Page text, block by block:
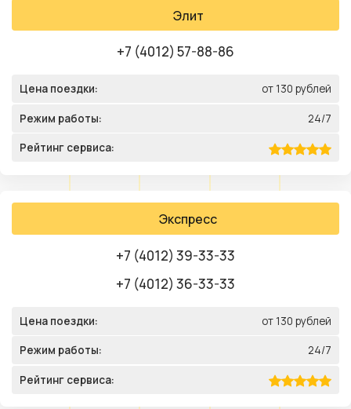
Элит
+7 (4012) 57-88-86
Цена поездки: от 130 рублей
Режим работы: 24/7
Рейтинг сервиса:
Экспресс
+7 (4012) 39-33-33
+7 (4012) 36-33-33
Цена поездки: от 130 рублей
Режим работы: 24/7
Рейтинг сервиса: